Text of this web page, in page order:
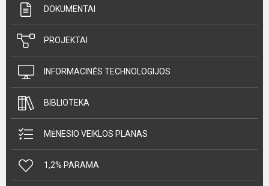
DOKUMENTAI
PROJEKTAI
INFORMACINĖS TECHNOLOGIJOS
BIBLIOTEKA
MĖNESIO VEIKLOS PLANAS
1,2% PARAMA